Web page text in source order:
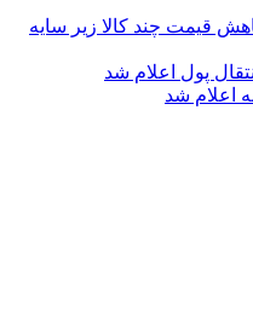
قیمت چند کالا زیر سایه
پول اعلام شد
اعلام شد